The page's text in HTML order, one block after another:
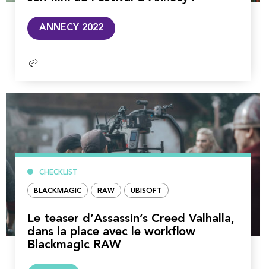
ANNECY 2022
CHECKLIST
BLACKMAGIC RAW UBISOFT
Le teaser d’Assassin’s Creed Valhalla,
dans la place avec le workflow
Blackmagic RAW